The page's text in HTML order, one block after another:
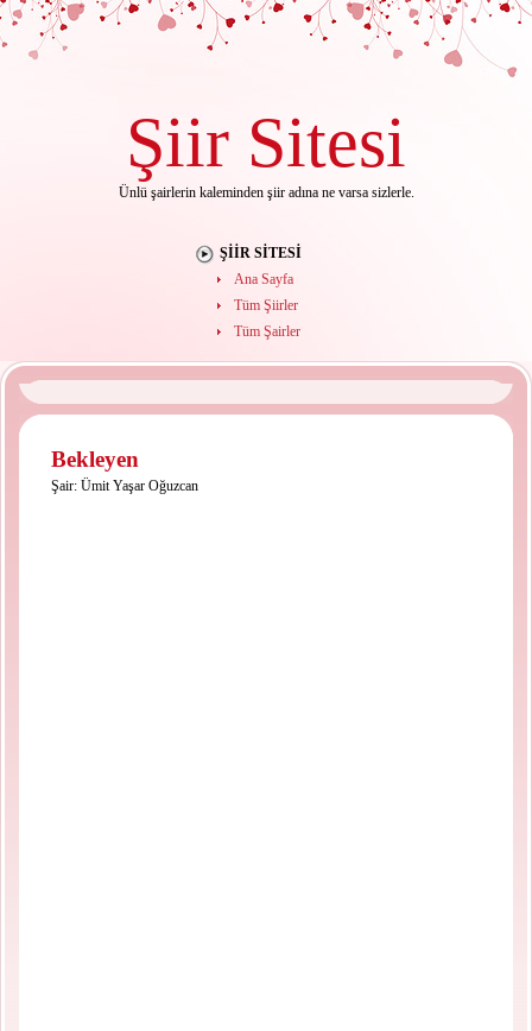
Şiir Sitesi
Ünlü şairlerin kaleminden şiir adına ne varsa sizlerle.
ŞIIR SITESI
Ana Sayfa
Tüm Şiirler
Tüm Şairler
Bekleyen
Şair: Ümit Yaşar Oğuzcan